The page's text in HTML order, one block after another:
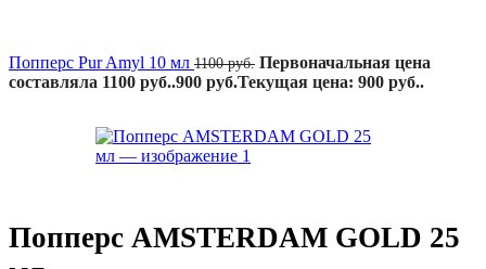
Попперс Pur Amyl 10 мл 1100руб. Первоначальная цена
составляла 1100 руб..900 руб.Текущая цена: 900 руб..
Попперс AMSTERDAM GOLD 25